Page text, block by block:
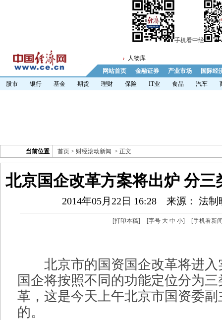
手机看中经
人物库
网站首页
金融证券 产业市场
国际经
股市
银行 基金 期货 理财 保险 IT业 食品 汽车
当前位置 首页 > 财经滚动新闻 > 正文
北京国企改革方案将出炉 分三
2014年05月22日 16:28 来源： 法
[打印本稿] [字号 大 中 小] [手机看新
北京市的国资国企改革将进入
国企将按照不同的功能定位分为
革，这是今天上午北京市国资委
的。